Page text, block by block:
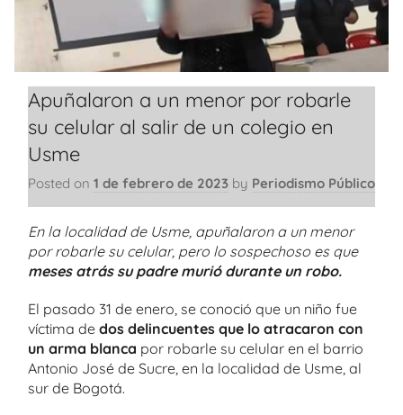
Apuñalaron a un menor por robarle
su celular al salir de un colegio en
Usme
Posted on 1 de febrero de 2023 by Periodismo Público
En la localidad de Usme, apuñalaron a un menor
por robarle su celular, pero lo sospechoso es que
meses atrás su padre murió durante un robo.
El pasado 31 de enero, se conoció que un niño fue
víctima de dos delincuentes que lo atracaron con
un arma blanca por robarle su celular en el barrio
Antonio José de Sucre, en la localidad de Usme, al
sur de Bogotá.